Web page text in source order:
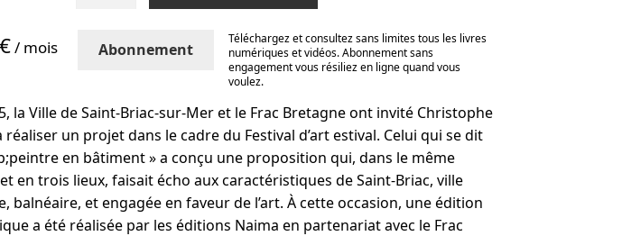
alors...
/ mois Abonnement
Téléchargez et consultez sans limites tous les livres
numériques et vidéos. Abonnement sans
engagement vous résiliez en ligne quand vous
voulez.
la Ville de Saint-Briac-sur-Mer et le Frac Bretagne ont invité Christophe
réaliser un projet dans le cadre du Festival d’art estival. Celui qui se dit
en bâtiment » a conçu une proposition qui, dans le même
en trois lieux, faisait écho aux caractéristiques de Saint-Briac, ville
balnéaire, et engagée en faveur de l’art. À cette occasion, une édition
a été réalisée par les éditions Naima en partenariat avec le Frac